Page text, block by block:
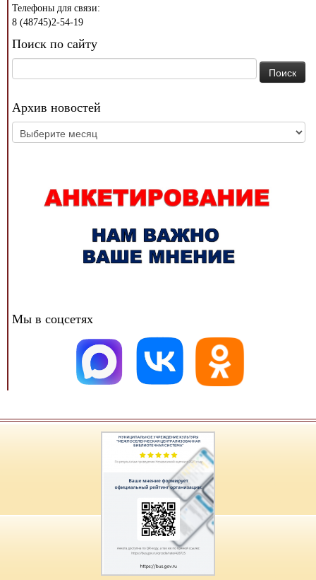
Телефоны для связи:
8 (48745)2-54-19
Поиск по сайту
Архив новостей
Архив
новостей
Мы в соцсетях